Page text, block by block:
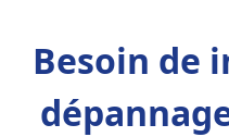
Besoin de